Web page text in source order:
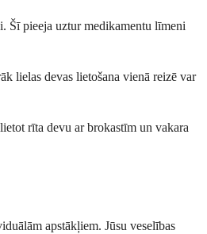
Šī pieeja uztur medikamentu līmeni
lielas devas lietošana vienā reizē var
rīta devu ar brokastīm un vakara
apstākļiem. Jūsu veselības